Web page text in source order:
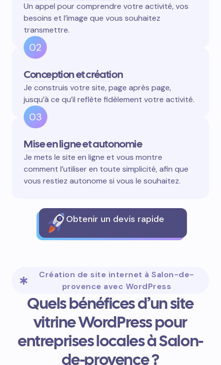
Un appel pour comprendre votre activité, vos
besoins et l’image que vous souhaitez
transmettre.
02
Conception et création
Je construis votre site, page après page,
jusqu’à ce qu’il reflète fidèlement votre activité.
03
Mise en ligne et autonomie
Je mets le site en ligne et vous montre
comment l’utiliser en toute simplicité, afin que
vous restiez autonome si vous le souhaitez.
Obtenir un devis rapide
Création de site internet à Salon-de-
provence avec WordPress
Quels bénéfices d’un site
vitrine WordPress pour
entreprises locales à Salon-
de-provence ?